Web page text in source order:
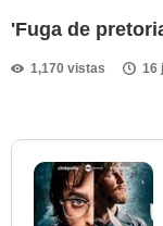
'Fuga de
1,170 vistas 16